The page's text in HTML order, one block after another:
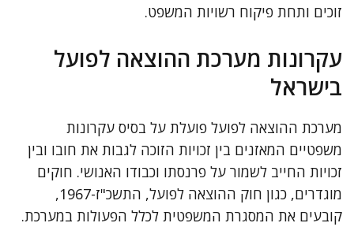
זוכים ותחת פיקוח רשויות המשפט.
עקרונות מערכת ההוצאה לפועל
בישראל
מערכת ההוצאה לפועל פועלת על בסיס עקרונות
משפטיים המאזנים בין זכויות הזוכה לגבות את חובו ובין
זכויות החייב לשמור על פרנסתו וכבודו האנושי. חוקים
מוגדרים, כגון חוק ההוצאה לפועל, התשכ"ז-1967,
קובעים את המסגרת המשפטית לכלל הפעולות במערכת.